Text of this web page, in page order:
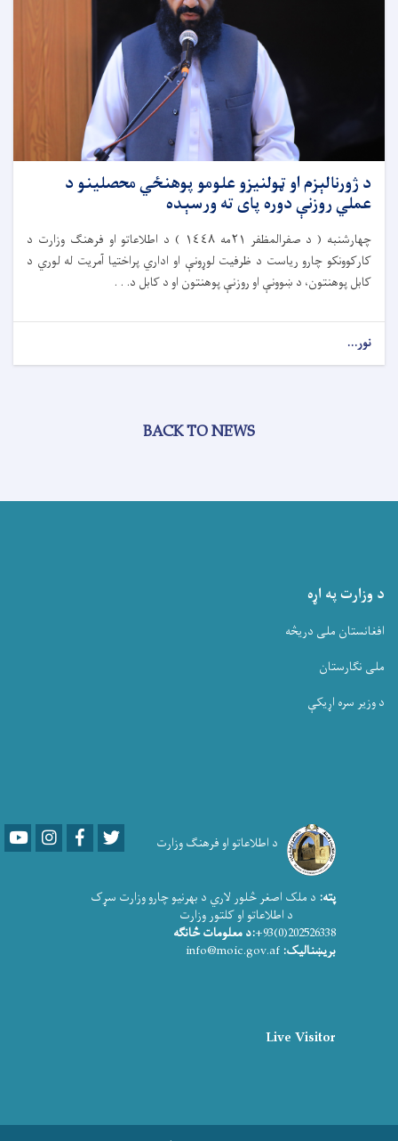
د ژورنالېزم او ټولنیزو علومو پوهنځي محصلینو د
عملي روزنې دوره پای ته ورسېده
چهارشنبه ( د صفرالمظفر ٢١مه ١٤٤٨ ) د اطلاعاتو او فرهنګ وزارت د
کارکوونکو چارو ریاست د ظرفیت لوړونې او اداري پراختیا آمریت له لوري د
کابل پوهنتون، د ښوونې او روزنې پوهنتون او د کابل د. . .
نور...
BACK TO NEWS
د وزارت په اړه
افغانستان ملی دریڅه
ملی نگارستان
د وزیر سره اړیکې
د اطلاعاتو او فرهنګ وزارت YoutubeLinkedInFacebook
پته: د ملک اصغر څلور لاري د بهرنیو چارو وزارت سړک
د اطلاعاتو او کلتور وزارت
202526338(0)93+
:د معلومات څانګه
بریښنالیک: info@moic.gov.af
Live Visitor